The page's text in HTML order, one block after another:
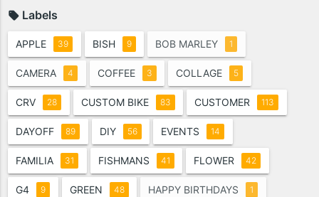
Labels
APPLE 39 BISH 9 BOB MARLEY 1
CAMERA 4 COFFEE 3 COLLAGE 5
CRV 28 CUSTOM BIKE 83 CUSTOMER 113
DAYOFF 89 DIY 56 EVENTS 14
FAMILIA 31 FISHMANS 41 FLOWER 42
G4 9 GREEN 48 HAPPY BIRTHDAYS 1